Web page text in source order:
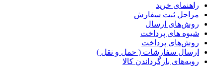
راهنمای خرید
مراحل ثبت سفارش
روش‌های ارسال
شیوه های پرداخت
روش‌های پرداخت
ارسال سفارشات ( حمل و نقل )
رویه‌های بازگرداندن کالا